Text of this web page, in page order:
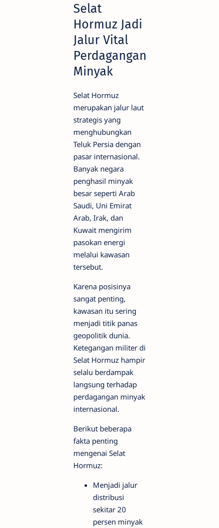
Selat
Hormuz Jadi
Jalur Vital
Perdagangan
Minyak
Selat Hormuz
merupakan jalur laut
strategis yang
menghubungkan
Teluk Persia dengan
pasar internasional.
Banyak negara
penghasil minyak
besar seperti Arab
Saudi, Uni Emirat
Arab, Irak, dan
Kuwait mengirim
pasokan energi
melalui kawasan
tersebut.
Karena posisinya
sangat penting,
kawasan itu sering
menjadi titik panas
geopolitik dunia.
Ketegangan militer di
Selat Hormuz hampir
selalu berdampak
langsung terhadap
perdagangan minyak
internasional.
Berikut beberapa
fakta penting
mengenai Selat
Hormuz:
Menjadi jalur
distribusi
sekitar 20
persen minyak